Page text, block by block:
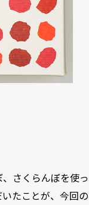
さくらんぼを使っ
たことが、今回の